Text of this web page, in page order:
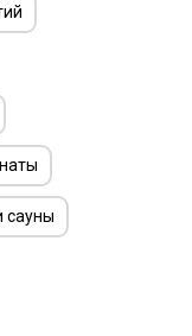
сауны